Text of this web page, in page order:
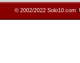
© 2002/2022 Solo10.com